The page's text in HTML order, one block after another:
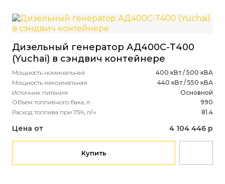
Дизельный генератор АД400С-Т400
(Yuchai) в сэндвич контейнере
Мощность номинальная
400 кВт / 500 кВА
Мощность максимальная
440 кВт / 550 кВА
Источник питания
Основной
Объем топливного бака, л
990
Расход топлива при 75%, л/ч
81.4
Цена от 4 104 446 р
Купить